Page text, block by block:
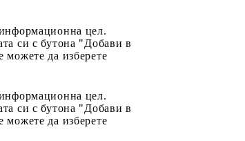
цел.
си с бутона "Добави в
да изберете
цел.
си с бутона "Добави в
да изберете